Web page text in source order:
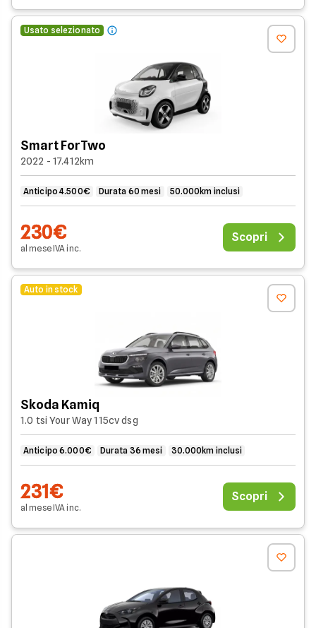
Usato selezionato
Smart ForTwo
2022 - 17.412km
Anticipo 4.500€ Durata 60 mesi 50.000km inclusi
230€
al meseIVAinc.
Scopri
Auto in stock
Skoda Kamiq
1.0 tsi Your Way 115cv dsg
Anticipo 6.000€ Durata 36 mesi 30.000km inclusi
231€
al meseIVAinc.
Scopri